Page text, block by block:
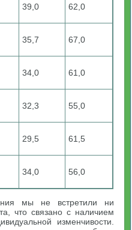
39,0 62,0
35,7 67,0
34,0 61,0
32,3 55,0
29,5 61,5
34,0 56,0
мы не встретили ни
что связано с наличием
изменчивости.